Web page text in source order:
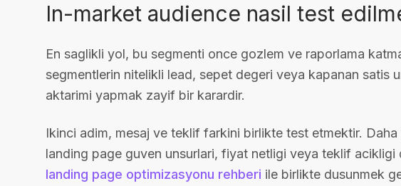
In-market audience nasil test
En saglikli yol, bu segmenti once gozlem ve raporlama
segmentlerin nitelikli lead, sepet degeri veya kapanan satis
aktarimi yapmak zayif bir karardir.
Ikinci adim, mesaj ve teklif farkini birlikte test etmektir.
landing page guven unsurlari, fiyat netligi veya teklif acikligi
landing page optimizasyonu rehberi ile birlikte dusunmek